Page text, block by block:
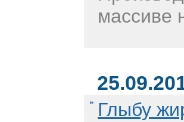
массиве
Глыбу